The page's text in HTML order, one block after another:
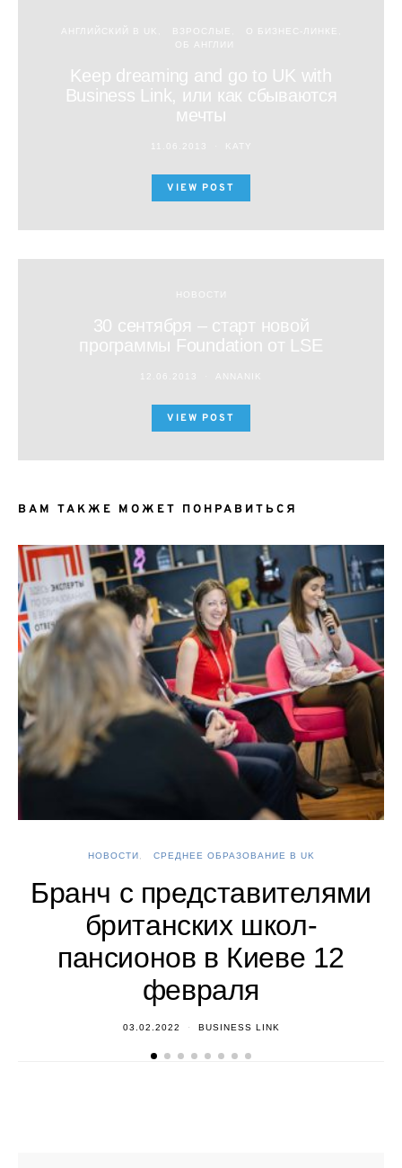
АНГЛИЙСКИЙ В UK ВЗРОСЛЫЕ
О БИЗНЕС-ЛИНКЕ
ОБ АНГЛИИ
Keep dreaming and go to UK with
Business Link, или как сбываются
мечты
11.06.2013 KATY
VIEW POST
30 сентября – старт новой
программы Foundation от LSE
12.06.2013 ANNANIK
VIEW POST
ВАМ ТАКЖЕ МОЖЕТ ПОНРАВИТЬСЯ
НОВОСТИ СРЕДНЕЕ ОБРАЗОВАНИЕ В UK
Бранч с представителями
британских школ-
пансионов в Киеве 12
февраля
03.02.2022 BUSINESS LINK